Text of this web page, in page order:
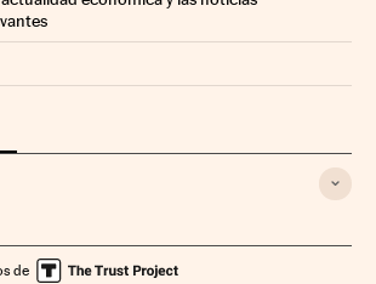
en Facebook
Días en Twitter
de